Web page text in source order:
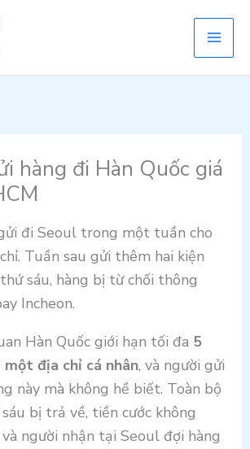
hàng đi Hàn Quốc giá
đi Seoul trong một tuần cho
Tuần sau gửi thêm hai kiện
sáu, hàng bị từ chối thông
Incheon.
Hàn Quốc giới hạn tối đa 5
một địa chỉ cá nhân, và người gửi
này mà không hề biết. Toàn bộ
bị trả về, tiền cước không
người nhận tại Seoul đợi hàng